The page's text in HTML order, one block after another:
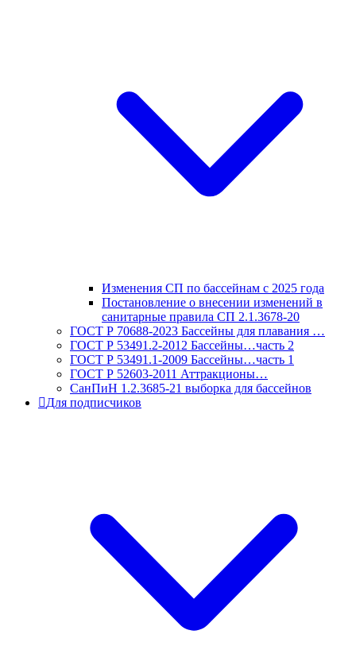
Изменения СП по бассейнам с 2025 года
Постановление о внесении изменений в
санитарные правила СП 2.1.3678-20
ГОСТ Р 70688-2023 Бассейны для плавания …
ГОСТ Р 53491.2-2012 Бассейны…часть 2
ГОСТ Р 53491.1-2009 Бассейны…часть 1
ГОСТ Р 52603-2011 Аттракционы…
СанПиН 1.2.3685-21 выборка для бассейнов
Для подписчиков